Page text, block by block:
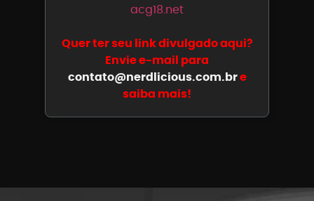
acg18.net
Quer ter seu link divulgado aqui?
Envie e-mail para
contato@nerdlicious.com.bre
saiba mais!